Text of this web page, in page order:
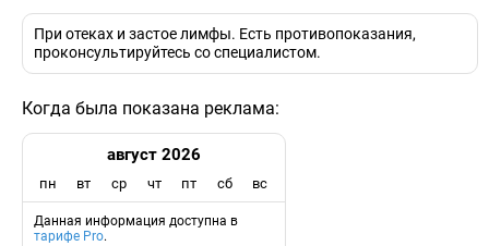
При отеках и застое лимфы. Есть противопоказания,
проконсультируйтесь со специалистом.
Когда была показана реклама:
август 2026
пн вт ср чт пт сб вс
Данная информация доступна в
тарифе Pro.